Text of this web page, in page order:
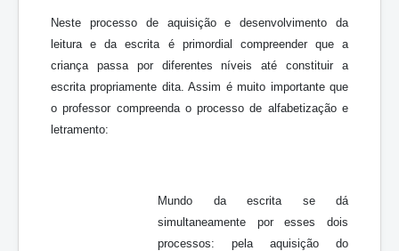
Neste processo de aquisição e desenvolvimento da
leitura e da escrita é primordial compreender que a
criança passa por diferentes níveis até constituir a
escrita propriamente dita. Assim é muito importante que
o professor compreenda o processo de alfabetização e
letramento:
Mundo da escrita se dá
simultaneamente por esses dois
processos: pela aquisição do